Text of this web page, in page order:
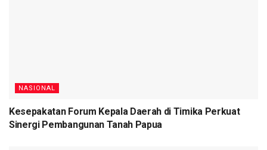
NASIONAL
Kesepakatan Forum Kepala Daerah di Timika Perkuat
Sinergi Pembangunan Tanah Papua